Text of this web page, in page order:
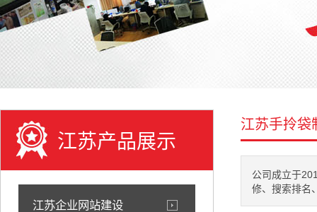
江苏产品展示
江苏企业网站建设
江苏手拎袋
公司成立于
修、搜索排名